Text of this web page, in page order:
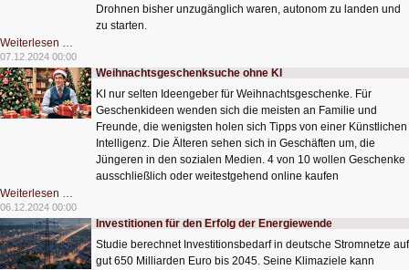
Drohnen bisher unzugänglich waren, autonom zu landen und
zu starten.
Weiterlesen …
hüpft
und
startet
wie
Raben
07.12.2024 00:00
Weihnachtsgeschenksuche ohne KI
KI nur selten Ideengeber für Weihnachtsgeschenke. Für
Geschenkideen wenden sich die meisten an Familie und
Freunde, die wenigsten holen sich Tipps von einer Künstlichen
Intelligenz. Die Älteren sehen sich in Geschäften um, die
Jüngeren in den sozialen Medien. 4 von 10 wollen Geschenke
ausschließlich oder weitestgehend online kaufen
Weiterlesen …
ohne
KI
06.12.2024 00:00
Investitionen für den Erfolg der Energiewende
Studie berechnet Investitionsbedarf in deutsche Stromnetze auf
gut 650 Milliarden Euro bis 2045. Seine Klimaziele kann